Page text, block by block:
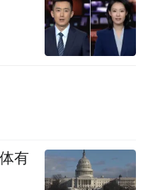
有